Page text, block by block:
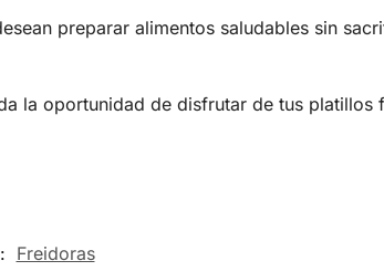
preparar alimentos saludables sin
la oportunidad de disfrutar de tus platillos
Freidoras